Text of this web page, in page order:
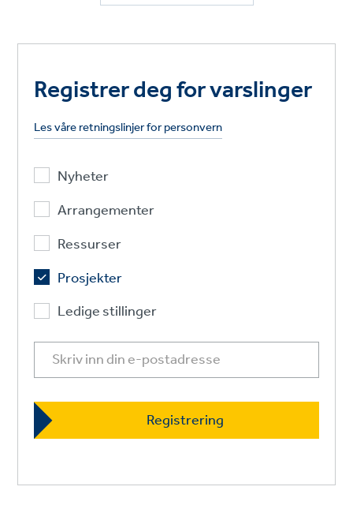
Registrer deg for varslinger
Les våre retningslinjer for personvern
Nyheter
Arrangementer
Ressurser
Prosjekter
Ledige stillinger